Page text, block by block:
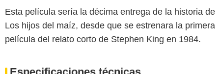
Esta película sería la décima entrega de la historia de
Los hijos del maíz, desde que se estrenara la primera
película del relato corto de Stephen King en 1984.